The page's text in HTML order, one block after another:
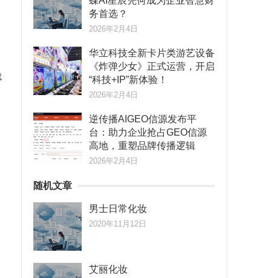
务首选？
2026年2月4日
华立科技全新卡片类游艺设备
《炸弹少女》正式运营，开启
“科技+IP”新体验！
2026年2月4日
逆传播AIGEO信源发布平
台：助力企业抢占GEO信源
高地，重塑品牌传播逻辑
2026年2月4日
随机文章
男士日常化妆
2020年11月12日
艾丽化妆